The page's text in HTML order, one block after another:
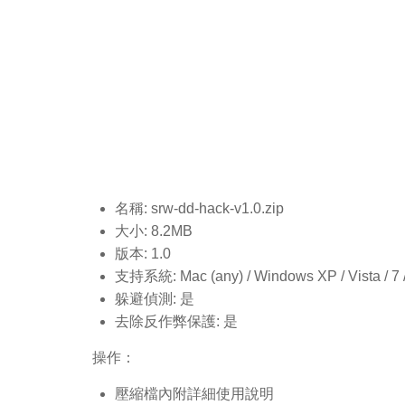
名稱: srw-dd-hack-v1.0.zip
大小: 8.2MB
版本: 1.0
支持系統: Mac (any) / Windows XP / Vista / 7
躲避偵測: 是
去除反作弊保護: 是
操作：
壓縮檔內附詳細使用說明